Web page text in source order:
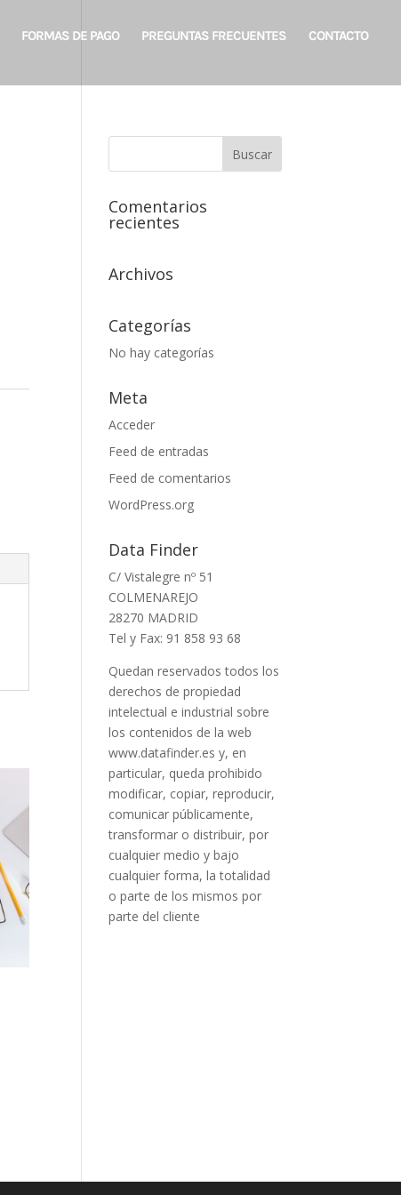
FORMAS DE PAGO PREGUNTAS FRECUENTES CONTACTO
Comentarios
recientes
Archivos
Categorías
No hay categorías
Meta
Acceder
Feed de entradas
Feed de comentarios
WordPress.org
Data Finder
C/ Vistalegre nº 51
COLMENAREJO
28270 MADRID
Tel y Fax: 91 858 93 68
Quedan reservados todos los
derechos de propiedad
intelectual e industrial sobre
los contenidos de la web
www.datafinder.es y, en
particular, queda prohibido
modificar, copiar, reproducir,
comunicar públicamente,
transformar o distribuir, por
cualquier medio y bajo
cualquier forma, la totalidad
o parte de los mismos por
parte del cliente